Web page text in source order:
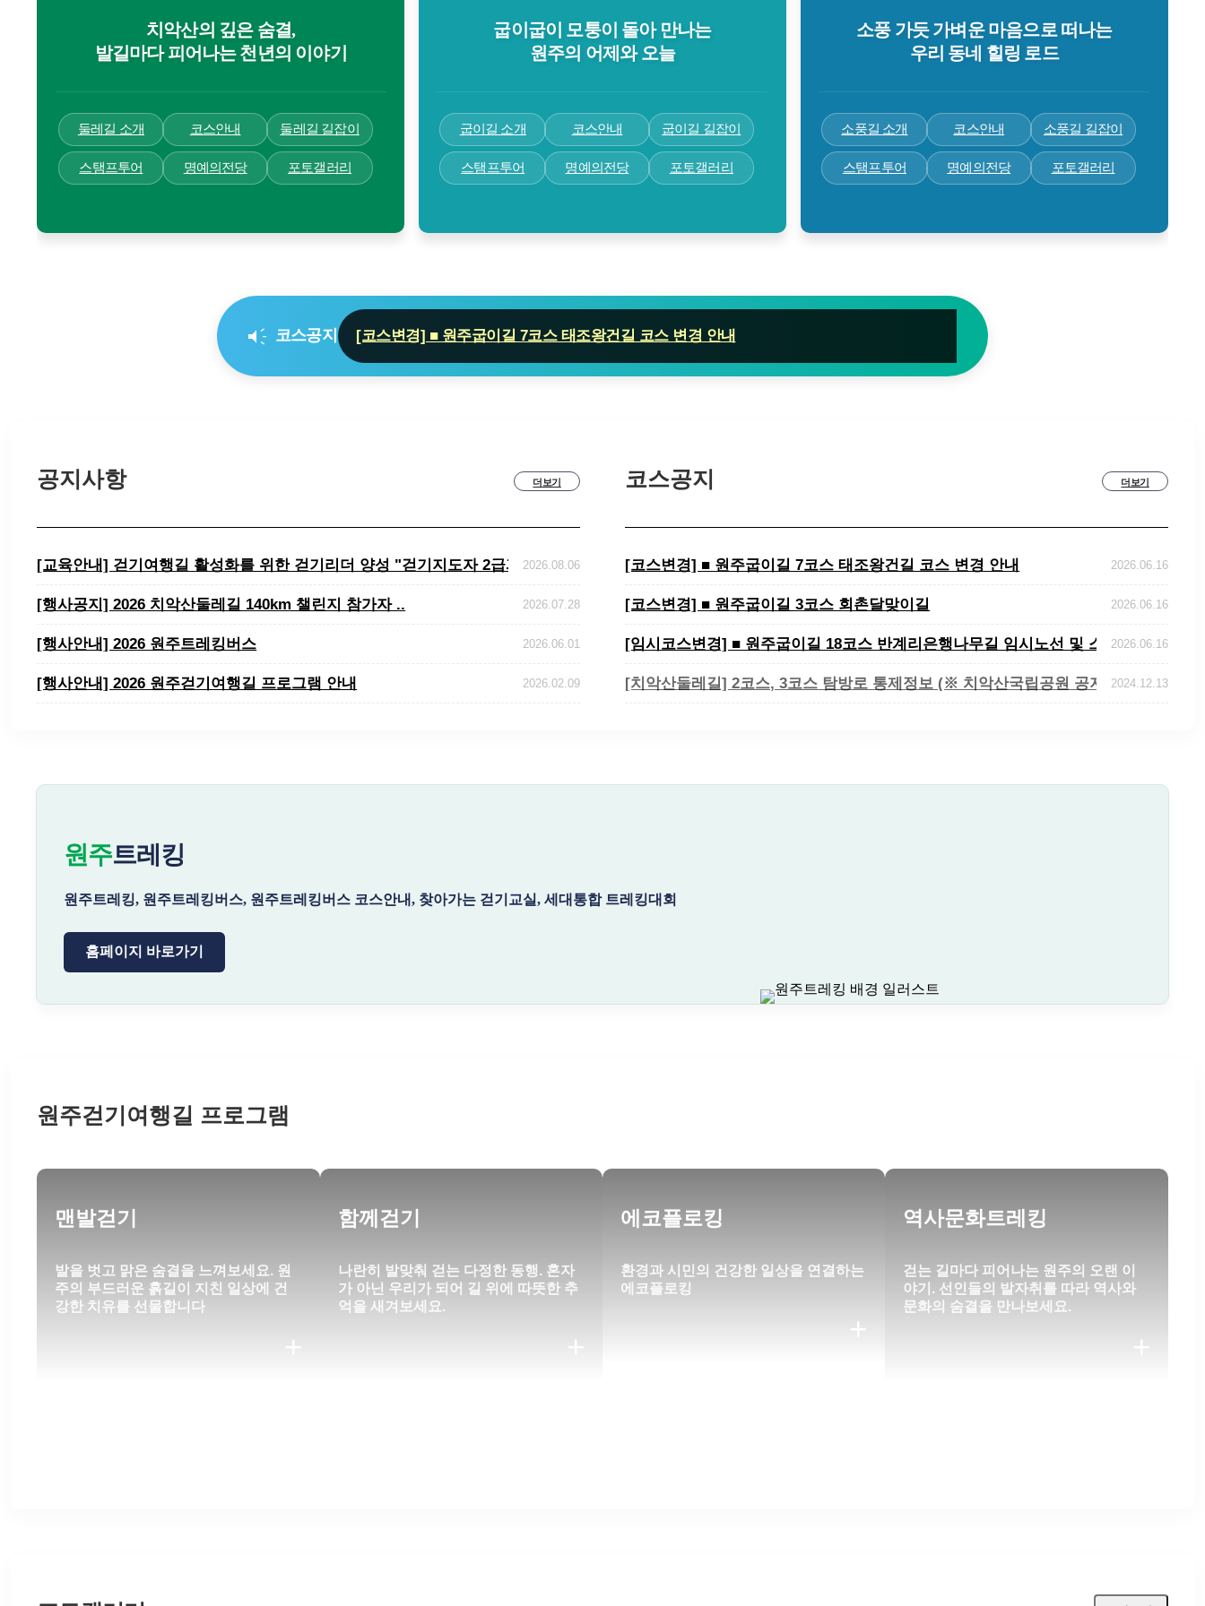
치악산의 깊은 숨결,
발길마다 피어나는 천년의 이야기
둘레길 소개 코스안내 둘레길 길잡이
스탬프투어 명예의전당 포토갤러리
굽이굽이 모퉁이 돌아 만나는
원주의 어제와 오늘
굽이길 소개 코스안내 굽이길 길잡이
스탬프투어 명예의전당 포토갤러리
소풍 가듯 가벼운 마음으로 떠나는
우리 동네 힐링 로드
소풍길 소개 코스안내 소풍길 길잡이
스탬프투어 명예의전당 포토갤러리
brand_awareness 코스공지
[코스변경] ■ 원주굽이길 7코스 태조왕건길 코스 변경 안내
[코스변경] ■ 원주굽이길 3코스 회촌달맞이길
공지사항 더보기
[교육안내] 걷기여행길 활성화를 위한 걷기리더 양성 "걷기지도자 2급과정..
2026.08.06
​​​​​​​[행사공지] 2026 치악산둘레길 140km 챌린지 참가자 .. 2026.07.28
[행사안내] 2026 원주트레킹버스 2026.06.01
[행사안내] 2026 원주걷기여행길 프로그램 안내 2026.02.09
코스공지 더보기
[코스변경] ■ 원주굽이길 7코스 태조왕건길 코스 변경 안내 2026.06.16
[코스변경] ■ 원주굽이길 3코스 회촌달맞이길 2026.06.16
[임시코스변경] ■ 원주굽이길 18코스 반계리은행나무길 임시노선 및 스탬..2026.06.16
[치악산둘레길] 2코스, 3코스 탐방로 통제정보 (※ 치악산국립공원 공지..2024.12.13
원주트레킹
원주트레킹, 원주트레킹버스, 원주트레킹버스 코스안내, 찾아가는 걷기교실, 세대통합 트레킹대회
홈페이지 바로가기
원주걷기여행길 프로그램
맨발걷기
발을 벗고 맑은 숨결을 느껴보세요. 원
주의 부드러운 흙길이 지친 일상에 건
강한 치유를 선물합니다
+
함께걷기
나란히 발맞춰 걷는 다정한 동행. 혼자
가 아닌 우리가 되어 길 위에 따뜻한 추
억을 새겨보세요.
+
에코플로킹
환경과 시민의 건강한 일상을 연결하는
에코플로킹
+
역사문화트레킹
걷는 길마다 피어나는 원주의 오랜 이
야기. 선인들의 발자취를 따라 역사와
문화의 숨결을 만나보세요.
+